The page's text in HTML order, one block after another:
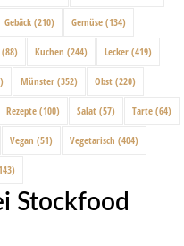
Gebäck (210) Gemüse (134)
(88) Kuchen (244) Lecker (419)
Münster (352) Obst (220)
Rezepte (100) Salat (57) Tarte (64)
Vegan (51) Vegetarisch (404)
Stockfood